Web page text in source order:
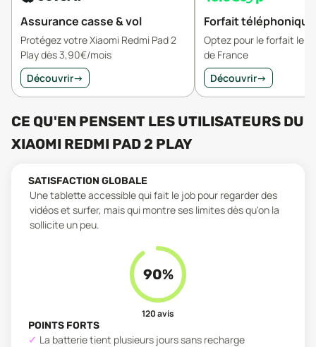
Assurance casse & vol
Protégez votre Xiaomi Redmi Pad 2
Play dès 3,90€/mois
Découvrir→
Forfait téléphonique
Optez pour le forfait le
de France
Découvrir→
CE QU'EN PENSENT LES UTILISATEURS DU
XIAOMI REDMI PAD 2 PLAY
SATISFACTION GLOBALE
Une tablette accessible qui fait le job pour regarder des
vidéos et surfer, mais qui montre ses limites dès qu'on la
sollicite un peu.
90%
120avis
POINTS FORTS
La batterie tient plusieurs jours sans recharge